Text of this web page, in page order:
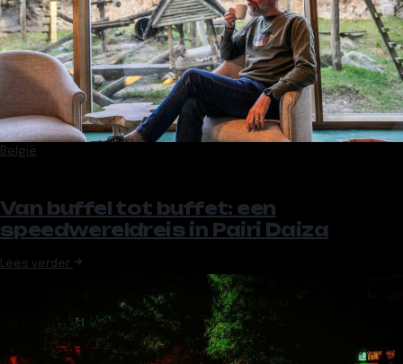
België
Van buffel tot buffet: een
speedwereldreis in Pairi Daiza
Lees verder